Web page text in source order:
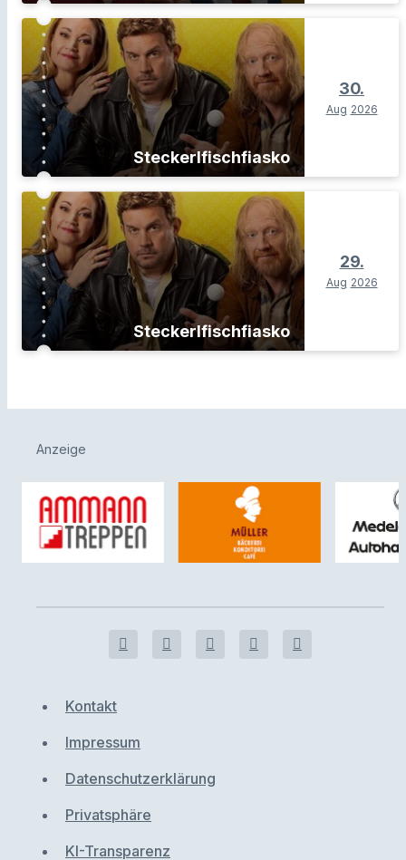
Steckerlfischfiasko
30.
Aug 2026
Steckerlfischfiasko
29.
Aug 2026
Anzeige
Kontakt
Impressum
Datenschutzerklärung
Privatsphäre
KI-Transparenz